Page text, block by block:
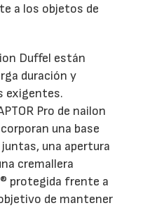
a los objetos de
Duffel están
duración y
exigentes.
Pro de nailon
una base
una apertura
cremallera
protegida frente a
de mantener